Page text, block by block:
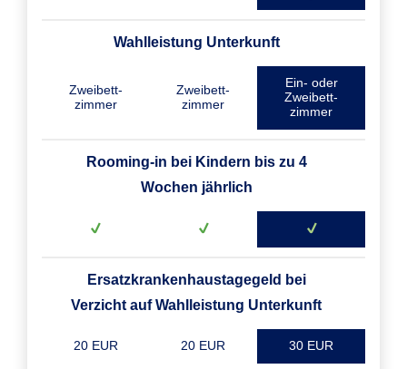
Wahlleistung Unterkunft
Zweibett­
zimmer
Zweibett­
zimmer
Ein- oder
Zweibett­
zimmer
Rooming-in bei Kindern bis zu 4
Wochen jährlich
Ersatzkrankenhaustagegeld bei
Verzicht auf Wahlleistung Unterkunft
20 EUR 20 EUR 30 EUR